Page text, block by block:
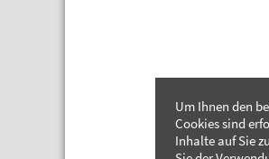
Um Ihnen den
Cookies sind
Inhalte auf Sie